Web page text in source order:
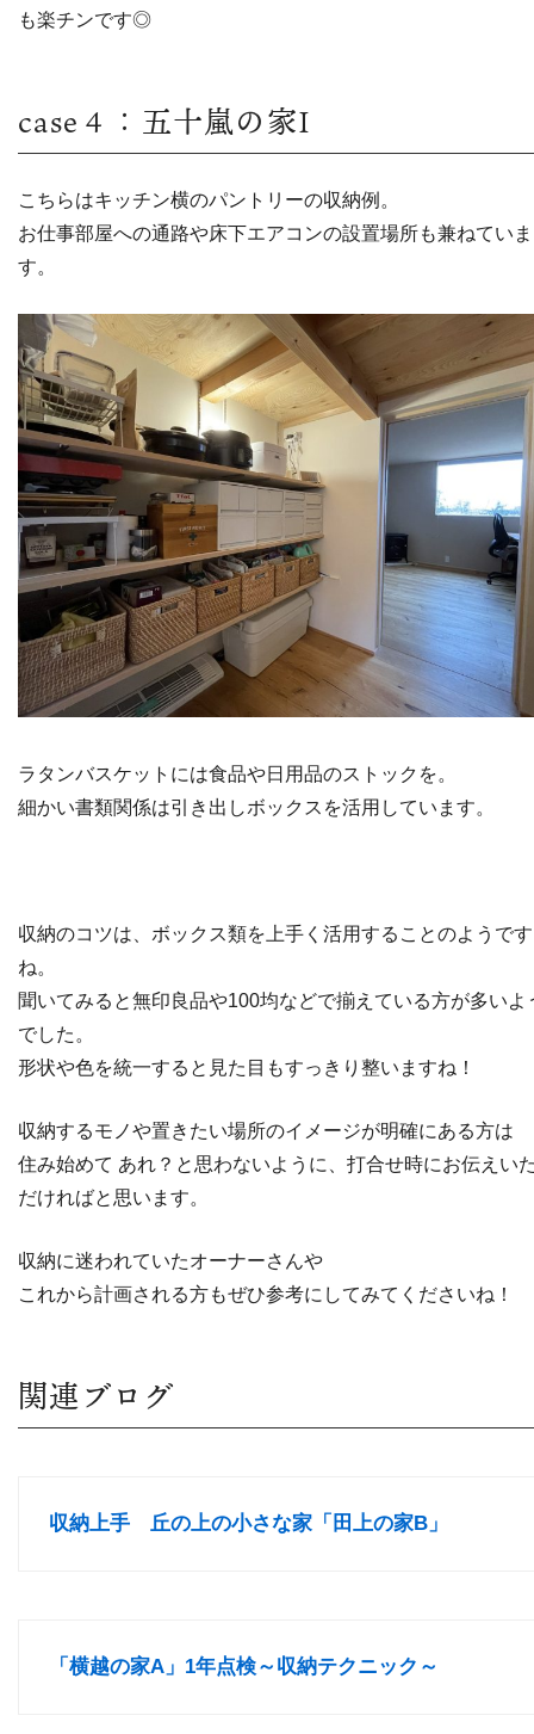
も楽チンです◎
case４：五十嵐の家I
こちらはキッチン横のパントリーの収納例。
お仕事部屋への通路や床下エアコンの設置場所も兼ねていま
す。
ラタンバスケットには食品や日用品のストックを。
細かい書類関係は引き出しボックスを活用しています。
収納のコツは、ボックス類を上手く活用することのようです
ね。
聞いてみると無印良品や100均などで揃えている方が多いよ
でした。
形状や色を統一すると見た目もすっきり整いますね！
収納するモノや置きたい場所のイメージが明確にある方は
住み始めて あれ？と思わないように、打合せ時にお伝えい
だければと思います。
収納に迷われていたオーナーさんや
これから計画される方もぜひ参考にしてみてくださいね！
関連ブログ
収納上手 丘の上の小さな家「田上の家B」
「横越の家A」1年点検～収納テクニック～